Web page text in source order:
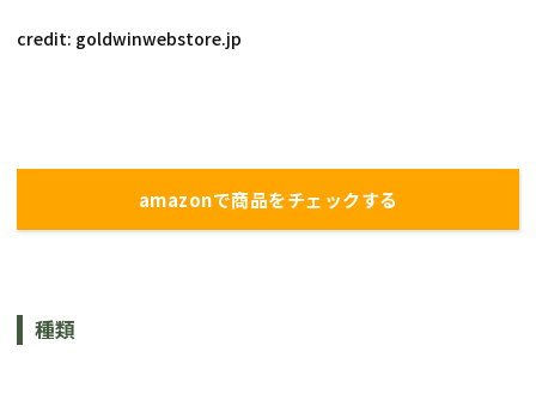
credit: goldwinwebstore.jp
amazonで商品をチェックする
種類